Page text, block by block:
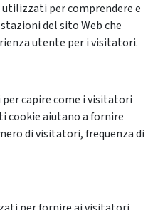
per comprendere e
del sito Web che
utente per i visitatori.
capire come i visitatori
cookie aiutano a fornire
di visitatori, frequenza di